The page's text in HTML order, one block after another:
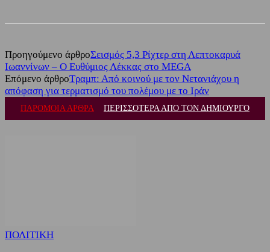
Προηγούμενο άρθροΣεισμός 5,3 Ρίχτερ στη Λεπτοκαρυά
Ιωαννίνων – Ο Ευθύμιος Λέκκας στο MEGA
Επόμενο άρθροΤραμπ: Από κοινού με τον Νετανιάχου η
απόφαση για τερματισμό του πολέμου με το Ιράν
ΠΑΡΟΜΟΙΑ ΑΡΘΡΑ ΠΕΡΙΣΣΟΤΕΡΑ ΑΠΟ ΤΟΝ ΔΗΜΙΟΥΡΓΟ
ΠΟΛΙΤΙΚΗ